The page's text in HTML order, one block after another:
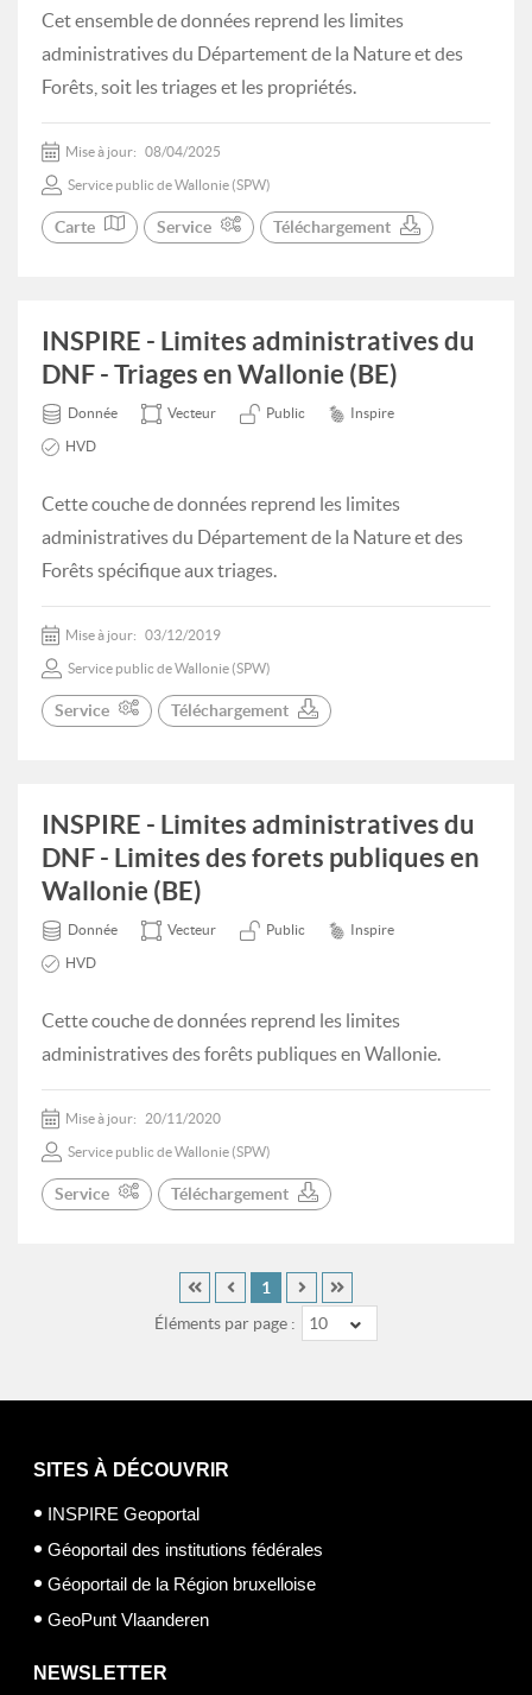
Cet ensemble de données reprend les limites
administratives du Département de la Nature et des
Forêts, soit les triages et les propriétés.
Mise à jour: 08/04/2025
Service public de Wallonie (SPW)
Carte Service Téléchargement
INSPIRE - Limites administratives du
DNF - Triages en Wallonie (BE)
Donnée Vecteur Public Inspire
HVD
Cette couche de données reprend les limites
administratives du Département de la Nature et des
Forêts spécifique aux triages.
Mise à jour: 03/12/2019
Service public de Wallonie (SPW)
Service Téléchargement
INSPIRE - Limites administratives du
DNF - Limites des forets publiques en
Wallonie (BE)
Donnée Vecteur Public Inspire
HVD
Cette couche de données reprend les limites
administratives des forêts publiques en Wallonie.
Mise à jour: 20/11/2020
Service public de Wallonie (SPW)
Service Téléchargement
Éléments par page : 10
1
SITES À DÉCOUVRIR
INSPIRE Geoportal
Géoportail des institutions fédérales
Géoportail de la Région bruxelloise
GeoPunt Vlaanderen
NEWSLETTER